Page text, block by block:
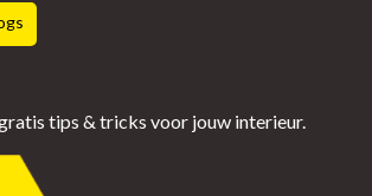
tips & tricks voor jouw interieur.